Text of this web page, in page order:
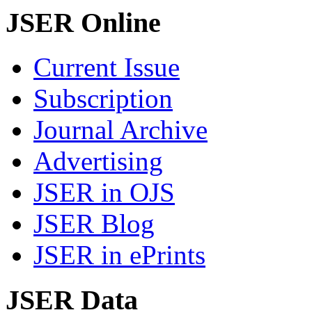
JSER Online
Current Issue
Subscription
Journal Archive
Advertising
JSER in OJS
JSER Blog
JSER in ePrints
JSER Data